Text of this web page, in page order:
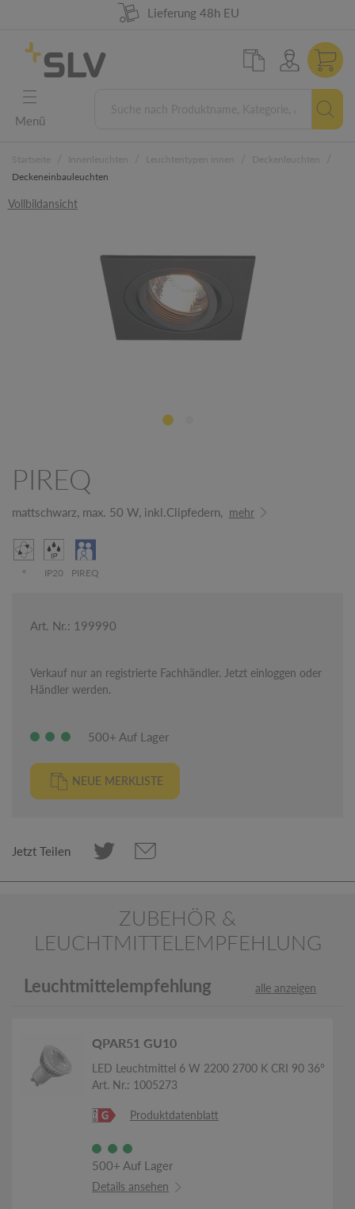
98% Warenverfügbarkeit
Lieferung 48h EU
5 Jahre Garantie
German Engineering
Menü
Deckeneinbauleuchten
Vollbildansicht
PIREQ
mattschwarz, max. 50 W, inkl.Clipfedern, mehr
° IP20 PIREQ
Art. Nr.: 199990
Verkauf nur an registrierte Fachhändler. Jetzt einloggen oder
Händler werden.
500+ Auf Lager
NEUE MERKLISTE
Jetzt Teilen
ZUBEHÖR &
LEUCHTMITTELEMPFEHLUNG
Leuchtmittelempfehlung alle anzeigen
QPAR51 GU10
LED Leuchtmittel 6 W 2200 2700 K CRI 90 36°
Art. Nr.: 1005273
Produktdatenblatt
500+ Auf Lager
Details ansehen